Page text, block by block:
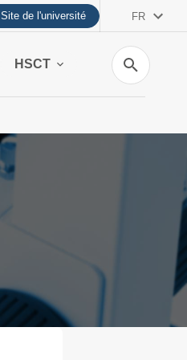
Site de l'université FR
HSCT
Recherche